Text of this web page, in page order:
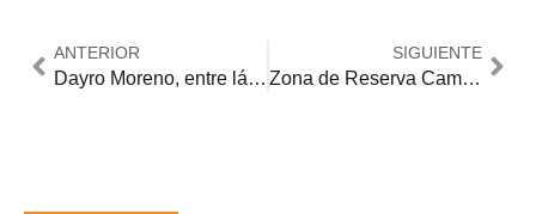
ANTERIOR
Dayro Moreno, entre lágrimas: “Esto es un fracaso” tras la eliminación de Once Caldas
SIGUIENTE
Zona de Reserva Campesina de Puerto Rico, Meta, avanza hacia su ampliación